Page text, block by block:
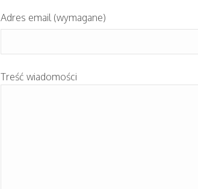
Adres email (wymagane)
Treść wiadomości